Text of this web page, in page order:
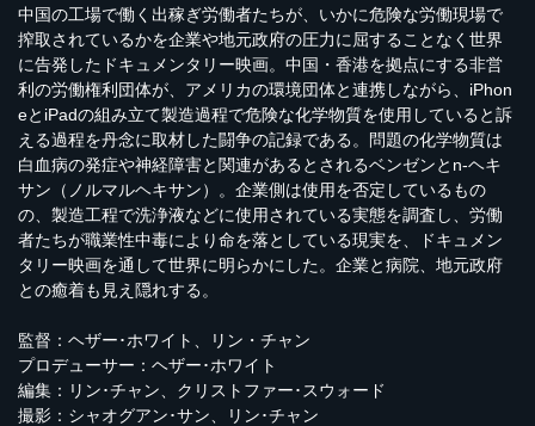
中国の工場で働く出稼ぎ労働者たちが、いかに危険な労働現場で
搾取されているかを企業や地元政府の圧力に屈することなく世界
に告発したドキュメンタリー映画。中国・香港を拠点にする非営
利の労働権利団体が、アメリカの環境団体と連携しながら、iPhon
eとiPadの組み立て製造過程で危険な化学物質を使用していると訴
える過程を丹念に取材した闘争の記録である。問題の化学物質は
白血病の発症や神経障害と関連があるとされるベンゼンとn-ヘキ
サン（ノルマルヘキサン）。企業側は使用を否定しているもの
の、製造工程で洗浄液などに使用されている実態を調査し、労働
者たちが職業性中毒により命を落としている現実を、ドキュメン
タリー映画を通して世界に明らかにした。企業と病院、地元政府
との癒着も見え隠れする。
監督：ヘザー･ホワイト、リン・チャン
プロデューサー：ヘザー･ホワイト
編集：リン･チャン、クリストファー･スウォード
撮影：シャオグアン･サン、リン･チャン